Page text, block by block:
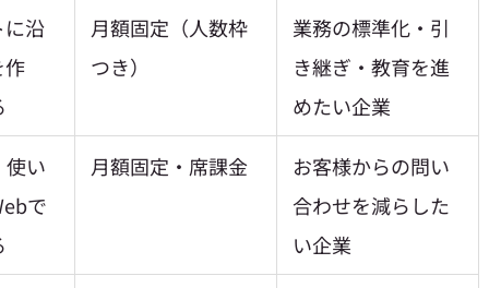
沿
月額固定（人数枠
つき）
業務の標準化・引
き継ぎ・教育を進
めたい企業
使い
で
月額固定・席課金
お客様からの問い
合わせを減らした
い企業